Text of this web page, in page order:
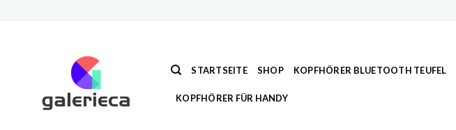
STARTSEITE SHOP KOPFHÖRER BLUETOOTH TEUFEL
KOPFHÖRER FÜR HANDY